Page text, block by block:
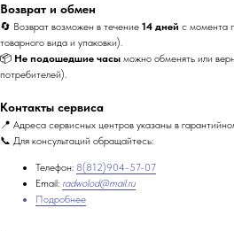
Возврат и обмен
🔄 Возврат возможен в течение 14 дней с момента
товарного вида и упаковки).
📦 Не подошедшие часы можно обменять или
потребителей).
Контакты сервиса
📍 Адреса сервисных центров указаны в
📞 Для консультаций обращайтесь:
Телефон: 8(812)904-57-07
Email: radwolod@mail.ru
Подробнее